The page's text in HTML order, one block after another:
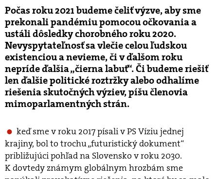
Počas roku 2021 budeme čeliť výzve, aby sme
prekonali pandémiu pomocou očkovania a
ustáli dôsledky chorobného roku 2020.
Nevyspytateľnosť sa vlečie celou ľudskou
existenciou a nevieme, či v ďalšom roku
nepríde ďalšia „čierna labuť“. Či budeme riešiť
len ďalšie politické roztržky alebo odhalíme
riešenia skutočných výziev, píšu členovia
mimoparlamentných strán.
keď sme v roku 2017 písali v PS Víziu jednej
krajiny, bol to trochu „futuristický dokument“
približujúci pohľad na Slovensko v roku 2030.
K dovtedy známym globálnym hrozbám sme